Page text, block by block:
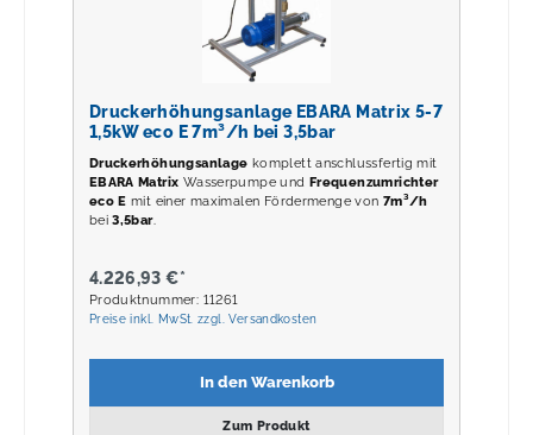
Druckerhöhungsanlage EBARA Matrix 5-7
1,5kW eco E 7m³/h bei 3,5bar
Druckerhöhungsanlage komplett anschlussfertig mit
EBARA Matrix Wasserpumpe und Frequenzumrichter
eco Emit einer maximalen Fördermenge von 7m³/h
bei3,5bar.
4.226,93 €*
Produktnummer: 11261
Preise inkl. MwSt. zzgl. Versandkosten
In den Warenkorb
Zum Produkt